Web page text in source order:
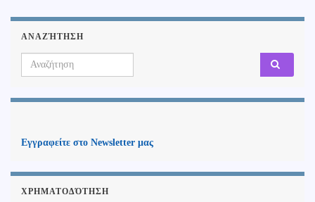
ΑΝΑΖΉΤΗΣΗ
Search for:
Εγγραφείτε στο Newsletter μας
ΧΡΗΜΑΤΟΔΌΤΗΣΗ